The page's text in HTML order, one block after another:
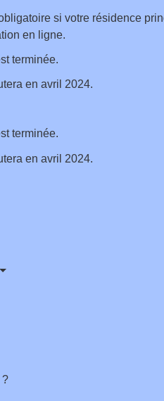
si votre résidence
en ligne.
terminée.
en avril 2024.
terminée.
en avril 2024.
?